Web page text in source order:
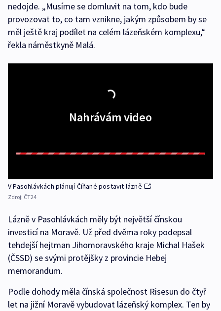
nedojde. „Musíme se domluvit na tom, kdo bude
provozovat to, co tam vznikne, jakým způsobem by se
měl ještě kraj podílet na celém lázeňském komplexu,“
řekla náměstkyně Malá.
Nahrávám video
V Pasohlávkách plánují Číňané postavit lázně
Zdroj: ČT24
Lázně v Pasohlávkách měly být největší čínskou
investicí na Moravě. Už před dvěma roky podepsal
tehdejší hejtman Jihomoravského kraje Michal Hašek
(ČSSD) se svými protějšky z provincie Hebej
memorandum.
Podle dohody měla čínská společnost Risesun do čtyř
let na jižní Moravě vybudovat lázeňský komplex. Ten by